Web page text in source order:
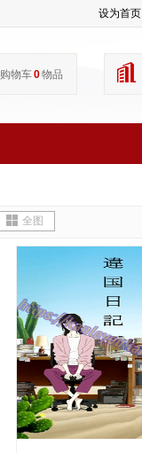
设为首页
购物车0物品
全图